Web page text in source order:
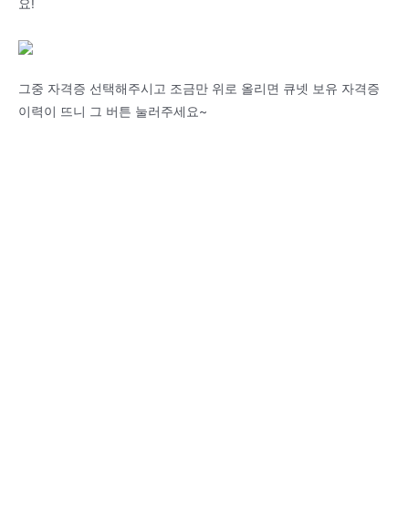
요!
그중 자격증 선택해주시고 조금만 위로 올리면 큐넷 보유 자격증
이력이 뜨니 그 버튼 눌러주세요~